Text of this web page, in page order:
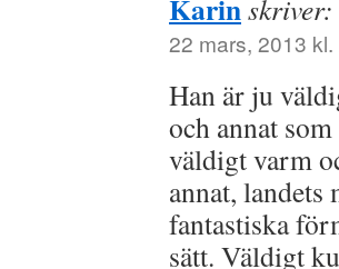
Karinskriver:
22 mars, 2013
Han är ju
och annat
väldigt varm
annat,
fantastiska
sätt. Väldigt